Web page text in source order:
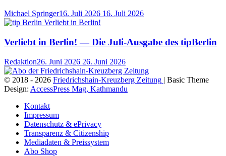
Michael Springer16. Juli 2026 16. Juli 2026
Verliebt in Berlin! — Die Juli-Ausgabe des tipBerlin
Redaktion26. Juni 2026 26. Juni 2026
© 2018 - 2026 Friedrichshain-Kreuzberg Zeitung | Basic Theme
Design: AccessPress Mag, Kathmandu
Kontakt
Impressum
Datenschutz & ePrivacy
Transparenz & Citizenship
Mediadaten & Preissystem
Abo Shop